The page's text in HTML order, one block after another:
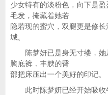
少女特有的淡粉色，向下是
毛发，掩藏着她若
隐若现的蜜穴，双腿更是修
城。
陈梦妍已是身无寸缕，她
胸底裤，丰腴的臀
部把床压出一个美好的印记。
此时陈梦妍已经开始吸收